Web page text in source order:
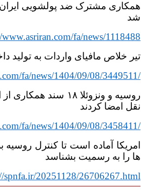
همکاری مشترک ضد پولشویی ایران
شد
fa/news/1118488
تیر خلاص مافیای واردات به تولید
fa/news/1404/09/08/3449511/
روسیه و ونزوئلا ۱۸
نقل امضا کردند
fa/news/1404/09/08/3458411/
امریکا آماده است تا کنترل
ها را به رسمیت بشناسد
spnfa.ir/20251128/26706267.html